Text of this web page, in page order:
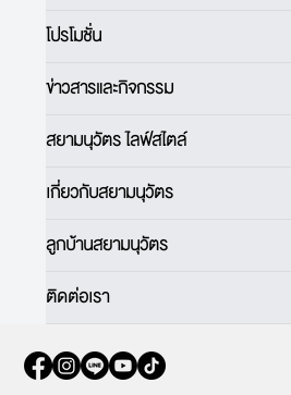
โปรโมชั่น
ข่าวสารและกิจกรรม
สยามนุวัตร ไลฟ์สไตล์
เกี่ยวกับสยามนุวัตร
ลูกบ้านสยามนุวัตร
ติดต่อเรา